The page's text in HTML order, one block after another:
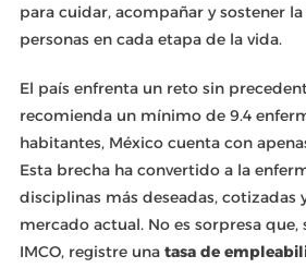
para cuidar, acompañar y sostener
personas en cada etapa de la vida.
El país enfrenta un reto sin
recomienda un mínimo de 9.4
habitantes, México cuenta con
Esta brecha ha convertido a la
disciplinas más deseadas, cotizadas
mercado actual. No es sorpresa que,
IMCO, registre una tasa de